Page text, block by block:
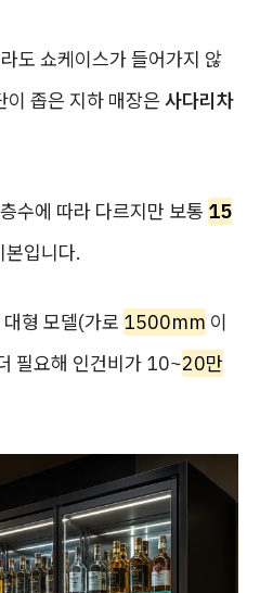
도 쇼케이스가 들어가지 않
좁은 지하 매장은 사다리차
수에 따라 다르지만 보통 15
본입니다.
형 모델(가로 1500mm 이
필요해 인건비가 10~20만